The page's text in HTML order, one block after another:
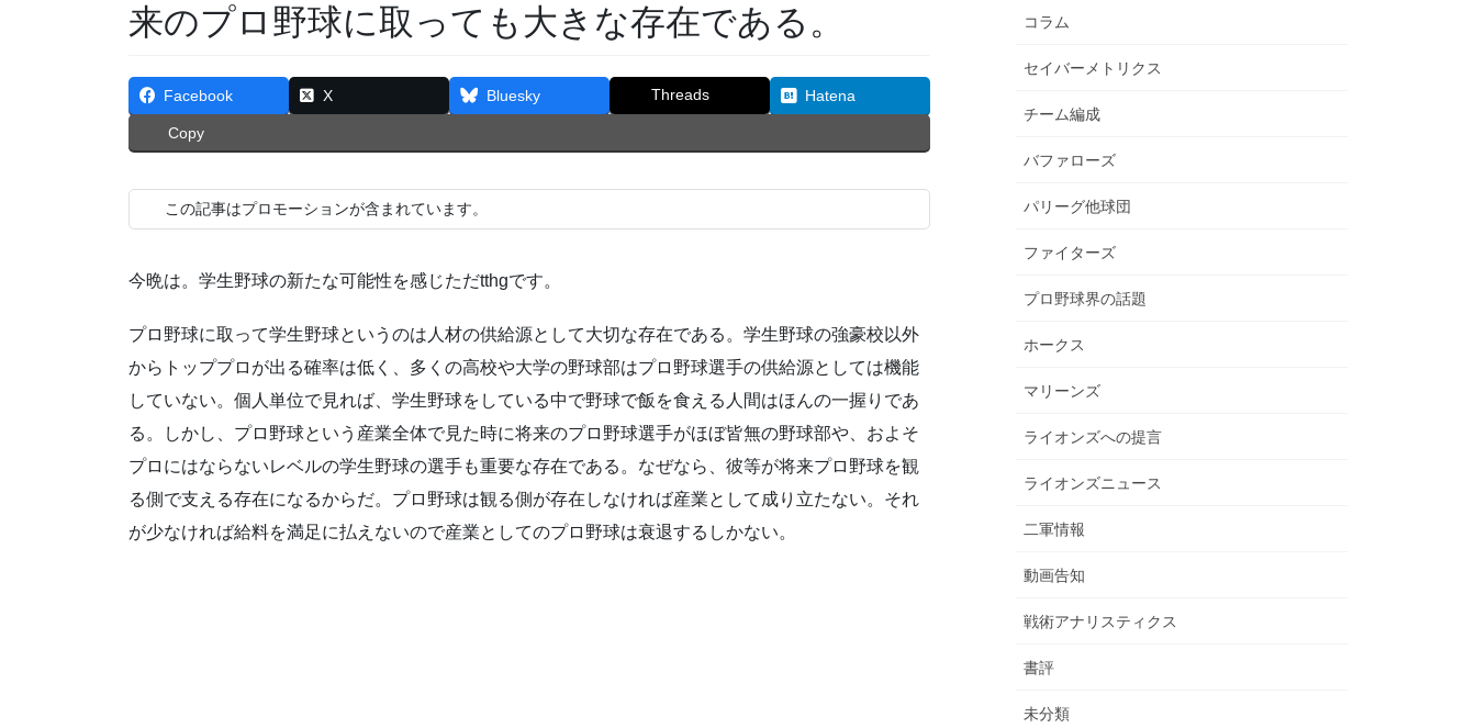
来のプロ野球に取っても大きな存在である。
Facebook X Bluesky Threads Hatena
Copy
この記事はプロモーションが含まれています。
今晩は。学生野球の新たな可能性を感じただtthgです。
プロ野球に取って学生野球というのは人材の供給源として大切な存在である。学生野球の強豪校以外
からトッププロが出る確率は低く、多くの高校や大学の野球部はプロ野球選手の供給源としては機能
していない。個人単位で見れば、学生野球をしている中で野球で飯を食える人間はほんの一握りであ
る。しかし、プロ野球という産業全体で見た時に将来のプロ野球選手がほぼ皆無の野球部や、およそ
プロにはならないレベルの学生野球の選手も重要な存在である。なぜなら、彼等が将来プロ野球を観
る側で支える存在になるからだ。プロ野球は観る側が存在しなければ産業として成り立たない。それ
が少なければ給料を満足に払えないので産業としてのプロ野球は衰退するしかない。
コラム
セイバーメトリクス
チーム編成
バファローズ
パリーグ他球団
ファイターズ
プロ野球界の話題
ホークス
マリーンズ
ライオンズへの提言
ライオンズニュース
二軍情報
動画告知
戦術アナリスティクス
書評
未分類